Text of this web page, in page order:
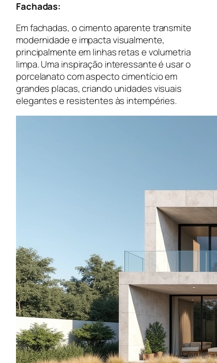
Fachadas:
Em fachadas, o cimento aparente transmite
modernidade e impacta visualmente,
principalmente em linhas retas e volumetria
limpa. Uma inspiração interessante é usar o
porcelanato com aspecto cimentício em
grandes placas, criando unidades visuais
elegantes e resistentes às intempéries.